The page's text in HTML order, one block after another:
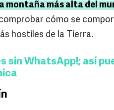
montaña más alta del
cómo se
hostiles de la Tierra.
sin WhatsApp!; así